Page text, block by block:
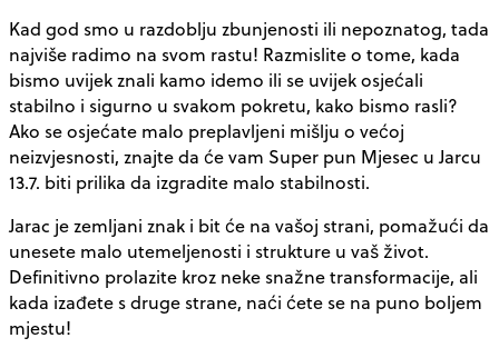
Kad god smo u razdoblju zbunjenosti ili nepoznatog, tada
najviše radimo na svom rastu! Razmislite o tome, kada
bismo uvijek znali kamo idemo ili se uvijek osjećali
stabilno i sigurno u svakom pokretu, kako bismo rasli?
Ako se osjećate malo preplavljeni mišlju o većoj
neizvjesnosti, znajte da će vam Super pun Mjesec u Jarcu
13.7. biti prilika da izgradite malo stabilnosti.
Jarac je zemljani znak i bit će na vašoj strani, pomažući da
unesete malo utemeljenosti i strukture u vaš život.
Definitivno prolazite kroz neke snažne transformacije, ali
kada izađete s druge strane, naći ćete se na puno boljem
mjestu!